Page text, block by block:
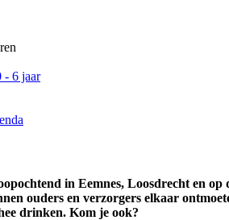
- 6 jaar
in Eemnes, Loosdrecht en op
ouders en verzorgers elkaar
drinken. Kom je ook?